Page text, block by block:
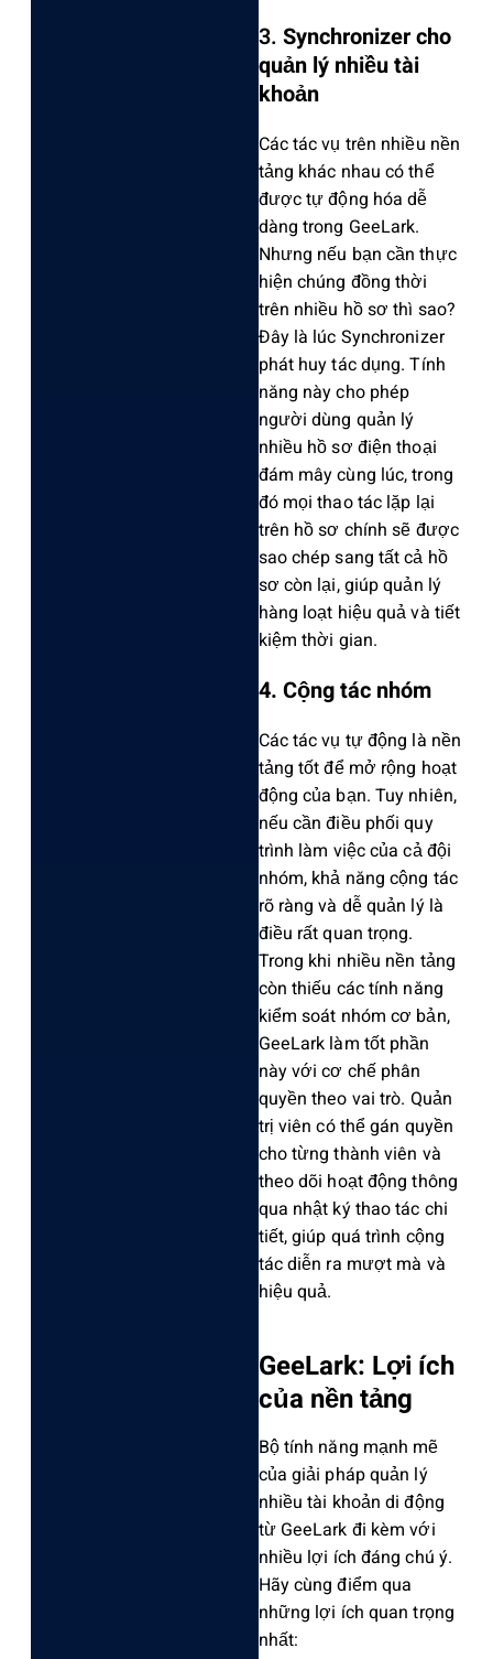
3. Synchronizer cho
quản lý nhiều tài
khoản
Các tác vụ trên nhiều nền
tảng khác nhau có thể
được tự động hóa dễ
dàng trong GeeLark.
Nhưng nếu bạn cần thực
hiện chúng đồng thời
trên nhiều hồ sơ thì sao?
Đây là lúc Synchronizer
phát huy tác dụng. Tính
năng này cho phép
người dùng quản lý
nhiều hồ sơ điện thoại
đám mây cùng lúc, trong
đó mọi thao tác lặp lại
trên hồ sơ chính sẽ được
sao chép sang tất cả hồ
sơ còn lại, giúp quản lý
hàng loạt hiệu quả và tiết
kiệm thời gian.
4. Cộng tác nhóm
Các tác vụ tự động là nền
tảng tốt để mở rộng hoạt
động của bạn. Tuy nhiên,
nếu cần điều phối quy
trình làm việc của cả đội
nhóm, khả năng cộng tác
rõ ràng và dễ quản lý là
điều rất quan trọng.
Trong khi nhiều nền tảng
còn thiếu các tính năng
kiểm soát nhóm cơ bản,
GeeLark làm tốt phần
này với cơ chế phân
quyền theo vai trò. Quản
trị viên có thể gán quyền
cho từng thành viên và
theo dõi hoạt động thông
qua nhật ký thao tác chi
tiết, giúp quá trình cộng
tác diễn ra mượt mà và
hiệu quả.
GeeLark: Lợi ích
của nền tảng
Bộ tính năng mạnh mẽ
của giải pháp quản lý
nhiều tài khoản di động
từ GeeLark đi kèm với
nhiều lợi ích đáng chú ý.
Hãy cùng điểm qua
những lợi ích quan trọng
nhất: